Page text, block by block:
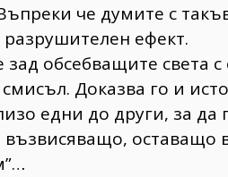
че думите с
ефект.
зад обсебващите
Доказва го и
едни до други, за
възвисяващо, оставащо